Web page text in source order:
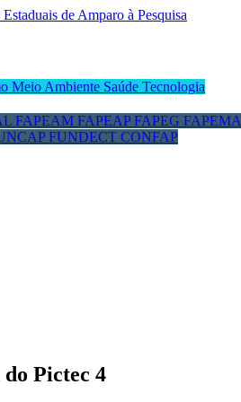
Meio Ambiente Saúde Tecnologia
FAPEAM FAPEAPFAPEG FAPEMA
FUNDECT CONFAP
Pictec 4